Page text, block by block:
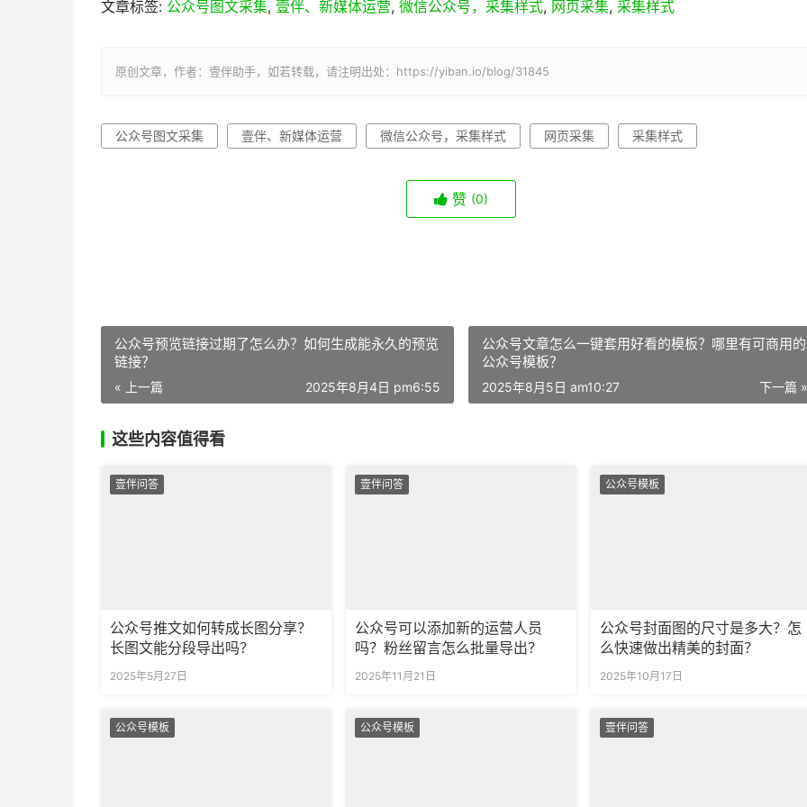
文章标签: 公众号图文采集, 壹伴、新媒体运营, 微信公众号，采集样式, 网页采集, 采集样式
原创文章，作者：壹伴助手，如若转载，请注明出处：https://yiban.io/blog/31845
公众号图文采集 壹伴、新媒体运营 微信公众号，采集样式 网页采集 采集样式
赞 (0)
公众号预览链接过期了怎么办？如何生成能永久的预览
链接？
« 上一篇 2025年8月4日 pm6:55
公众号文章怎么一键套用好看的模板？哪里有可商用的
公众号模板？
下一篇 »
2025年8月5日 am10:27
这些内容值得看
壹伴问答
公众号推文如何转成长图分享？
长图文能分段导出吗？
2025年5月27日
壹伴问答
公众号可以添加新的运营人员
吗？粉丝留言怎么批量导出？
2025年11月21日
公众号模板
公众号封面图的尺寸是多大？怎
么快速做出精美的封面？
2025年10月17日
公众号模板 公众号模板 壹伴问答